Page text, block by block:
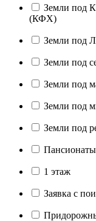
Земли под
(КФХ)
Земли под
Земли под
Земли под
Земли под
Земли под
1 этаж
Заявка с